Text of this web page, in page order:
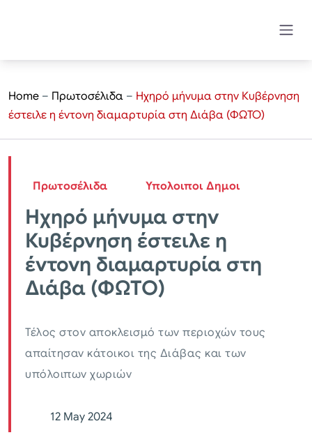
Home – Πρωτοσέλιδα – Ηχηρό μήνυμα στην Κυβέρνηση
έστειλε η έντονη διαμαρτυρία στη Διάβα (ΦΩΤΟ)
Πρωτοσέλιδα Υπολοιποι Δημοι
Ηχηρό μήνυμα στην
Κυβέρνηση έστειλε η
έντονη διαμαρτυρία στη
Διάβα (ΦΩΤΟ)
Τέλος στον αποκλεισμό των περιοχών τους
απαίτησαν κάτοικοι της Διάβας και των
υπόλοιπων χωριών
12 May 2024